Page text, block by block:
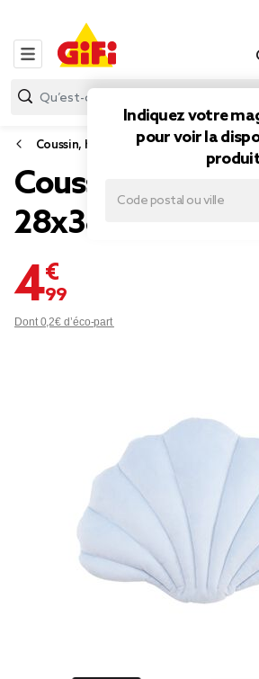
Indiquez votre
pour voir la
Coussin, housse de coussin et
Coussin
28x38cm
4,99 €
Dont 0,2€ d’éco-part